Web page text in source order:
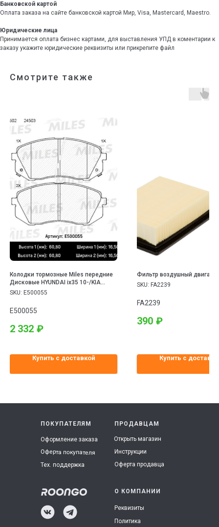
Банковской картой
Оплата заказа на сайте банковской картой Мир, Visa, Mastercard, Maestro.
Юридические лица
Принимается оплата бизнес картами, для выставления УПД в коментарии к
заказу укажите юридические реквизиты или прикрепите файл
Смотрите также
Колодки тормозные Miles передние
Дисковые HYUNDAI ix35 10-/KIA
SPORTAGE 10-/CARENS 02-
SKU: E500055
E500055
2 332 ₽
Купить с доставкой
Фильтр воздушный
SKU: FA2239
FA2239
390 ₽
Купить с
ПРОДАВЦАМ
Оферта продавца
Инструкции
Открыть магазин
ПОКУПАТЕЛЯМ
Тех. поддержка
Оферта покупателя
Оформление заказа
О КОМПАНИИ
Политика
Реквизиты